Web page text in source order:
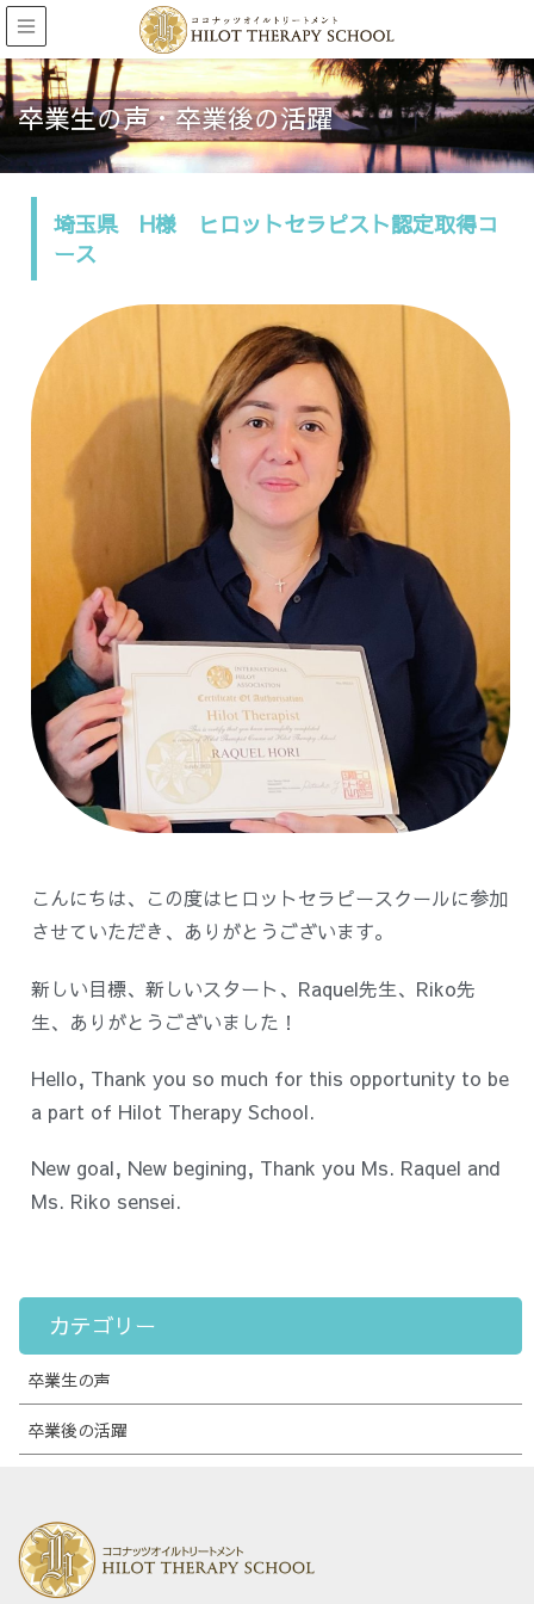
卒業生の声・卒業後の活躍
埼玉県 H様 ヒロットセラピスト認定取得コ
ース
こんにちは、この度はヒロットセラピースクールに参加
させていただき、ありがとうございます。
新しい目標、新しいスタート、Raquel先生、Riko先
生、ありがとうございました！
Hello, Thank you so much for this opportunity to be
a part of Hilot Therapy School.
New goal, New begining, Thank you Ms. Raquel and
Ms. Riko sensei.
カテゴリー
卒業生の声
卒業後の活躍